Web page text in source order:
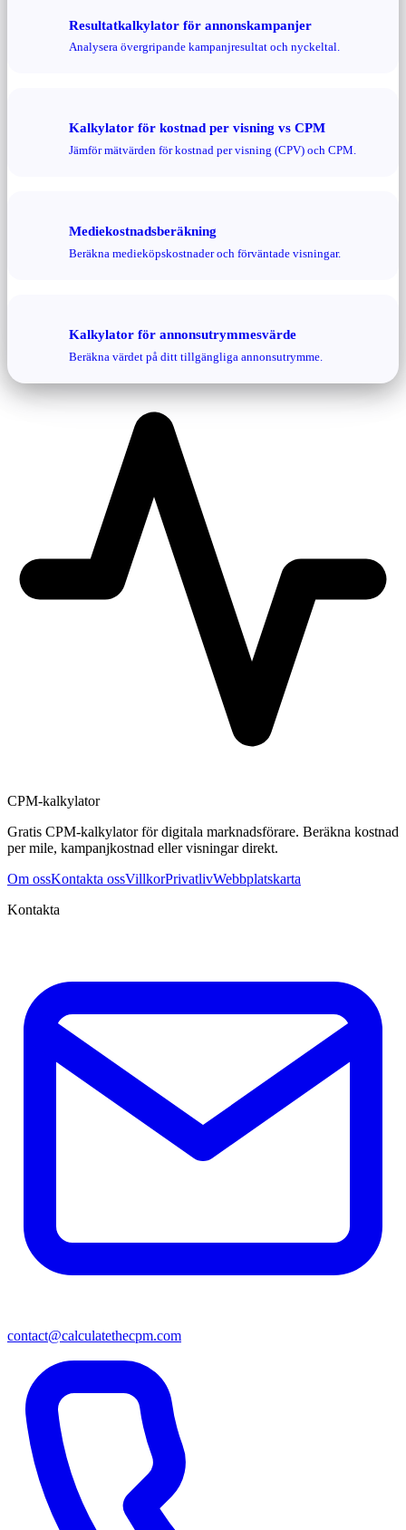
Resultatkalkylator för annonskampanjer
Analysera övergripande kampanjresultat och nyckeltal.
Kalkylator för kostnad per visning vs CPM
Jämför mätvärden för kostnad per visning (CPV) och CPM.
Mediekostnadsberäkning
Beräkna medieköpskostnader och förväntade visningar.
Kalkylator för annonsutrymmesvärde
Beräkna värdet på ditt tillgängliga annonsutrymme.
CPM-kalkylator
Gratis CPM-kalkylator för digitala marknadsförare. Beräkna kostnad
per mile, kampanjkostnad eller visningar direkt.
Om ossKontakta ossVillkorPrivatlivWebbplatskarta
Kontakta
contact@calculatethecpm.com